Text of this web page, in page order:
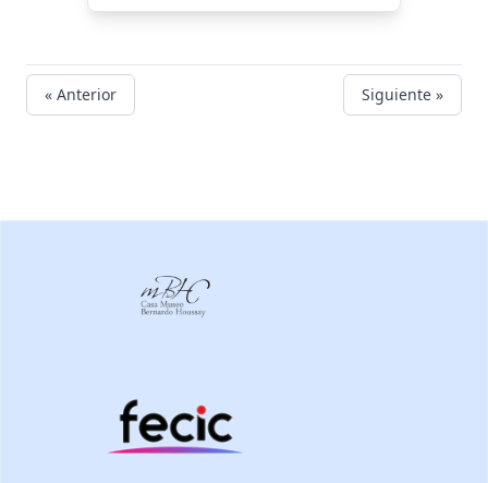
« Anterior Siguiente »